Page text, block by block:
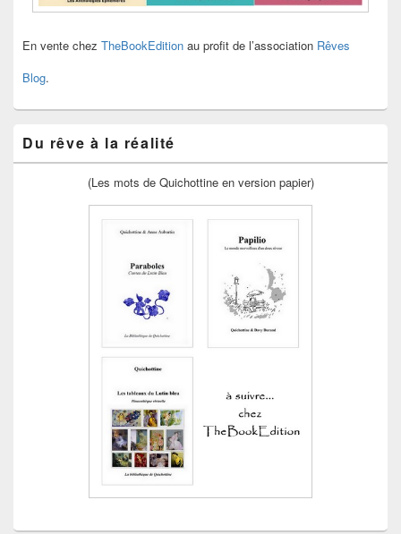
En vente chez TheBookEdition au profit de l’association Rêves
Blog.
Du rêve à la réalité
(Les mots de Quichottine en version papier)